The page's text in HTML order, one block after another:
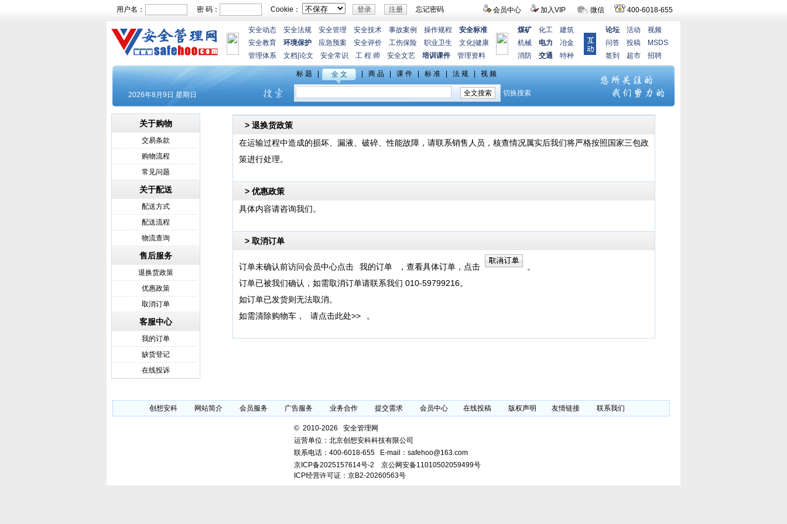
会员中心 加入VIP 微信 400-6018-655
用户名： 密 码： Cookie： 忘记密码
安全动态 安全法规 安全管理 安全技术 事故案例 操作规程
安全标准
安全教育
环境保护 应急预案 安全评价 工伤保险 职业卫生 文化 健康
管理体系
文档 论文 安全常识 工 程 师 安全文艺 培训课件 管理资料
煤矿 化工
建筑
机械
电力
冶金
消防
交通 特种
论坛 活动
视频
问答
投稿
MSDS
签到
超市 招聘
关于购物
交易条款
购物流程
常见问题
关于配送
配送方式
配送流程
物流查询
售后服务
退换货政策
优惠政策
取消订单
客服中心
我的订单
缺货登记
在线投诉
> 退换货政策
在运输过程中造成的损坏、漏液、破碎、性能故障，请联系销售人员，核查情况属实后我们将严格按照国家三包政
策进行处理。
> 优惠政策
具体内容请咨询我们。
> 取消订单
订单未确认前访问会员中心点击 我的订单 ，查看具体订单，点击
。
订单已被我们确认，如需取消订单请联系我们 010-59799216。
如订单已发货则无法取消。
如需清除购物车，
请点击此处>> 。
创想安科 网站简介 会员服务 广告服务 业务合作 提交需求 会员中心 在线投稿 版权声明 友情链接 联系我们
© 2010-2026 安全管理网
运营单位：北京创想安科科技有限公司
联系电话： 400-6018-655 E-mail：safehoo@163.com
京ICP备2025157614号-2
京公网安备11010502059499号
ICP经营许可证：京B2-20260563号